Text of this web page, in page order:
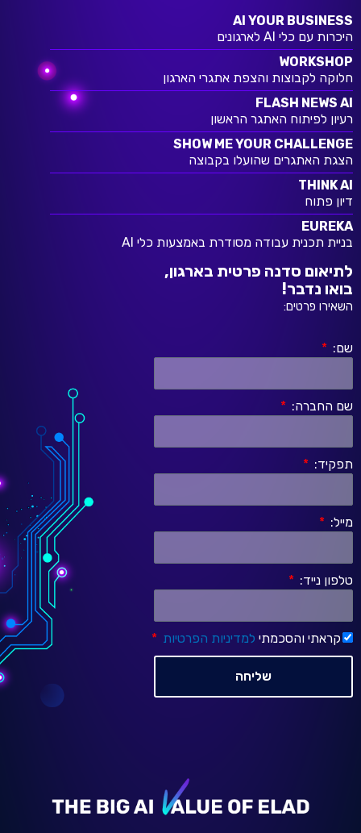
AI YOUR BUSINESS
היכרות עם כלי AI לארגונים
WORKSHOP
חלוקה לקבוצות והצפת אתגרי הארגון
FLASH NEWS AI
רעיון לפיתוח האתגר הראשון
SHOW ME YOUR CHALLENGE
הצגת האתגרים שהועלו בקבוצה
THINK AI
דיון פתוח
EUREKA
בניית תכנית עבודה מסודרת באמצעות כלי AI
לתיאום סדנה פרטית בארגון,
בואו נדבר!
השאירו פרטים:
שם:
שם החברה:
תפקיד:
מייל:
טלפון נייד:
קראתי והסכמתי למדיניות הפרטיות
שליחה